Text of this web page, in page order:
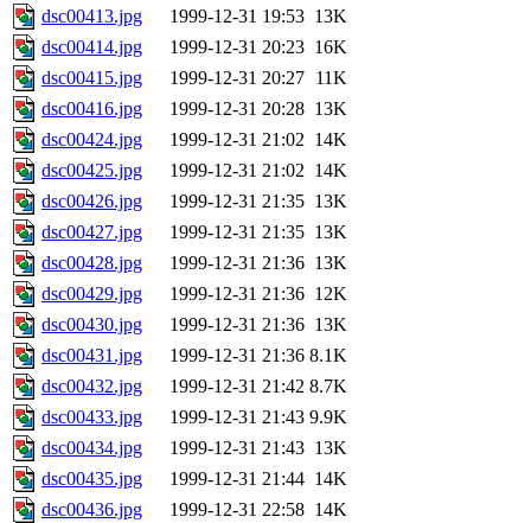
dsc00413.jpg 1999-12-31 19:53 13K
dsc00414.jpg
1999-12-31 20:23 16K
dsc00415.jpg
1999-12-31 20:27 11K
dsc00416.jpg
1999-12-31 20:28 13K
dsc00424.jpg
1999-12-31 21:02 14K
dsc00425.jpg
1999-12-31 21:02 14K
dsc00426.jpg
1999-12-31 21:35 13K
dsc00427.jpg
1999-12-31 21:35 13K
dsc00428.jpg
1999-12-31 21:36 13K
dsc00429.jpg
1999-12-31 21:36 12K
dsc00430.jpg
1999-12-31 21:36 13K
dsc00431.jpg
1999-12-31 21:36 8.1K
dsc00432.jpg
1999-12-31 21:42 8.7K
dsc00433.jpg
1999-12-31 21:43 9.9K
dsc00434.jpg
1999-12-31 21:43 13K
dsc00435.jpg
1999-12-31 21:44 14K
dsc00436.jpg
1999-12-31 22:58 14K